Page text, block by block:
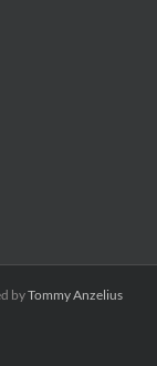
byTommy Anzelius